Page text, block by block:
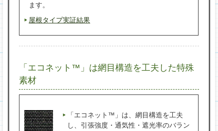
ます。
屋根タイプ実証結果
「エコネット™」は網目構造を工夫した特殊
素材
「エコネット™」は、網目構造を工夫
し、引張強度・通気性・遮光率のバラン